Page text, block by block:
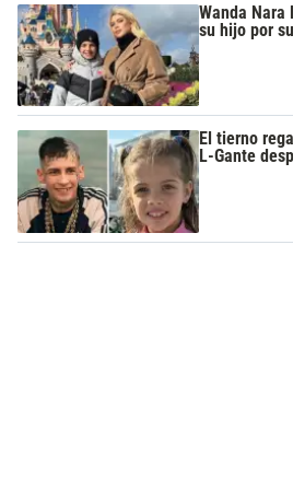
Wanda
su hijo por
El tierno
L-Gante